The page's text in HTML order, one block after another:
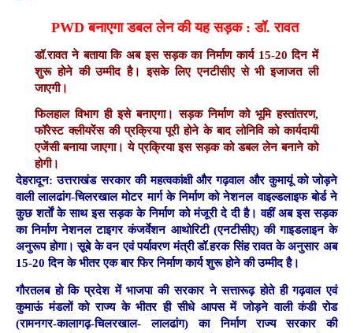
PWD बनाएगा डबल लेन की यह सड़क : डॉ. रावत
डॉ.रावत ने बताया कि अब इस सड़क का निर्माण कार्य 15-20 दिन में
शुरू होने की उम्मीद है। इसके लिए एनटीसीए से भी इजाजत ली
जाएगी।
फिलहाल विभाग ही इसे बनाएगा। सड़क निर्माण को भूमि हस्तांतरण,
फॉरेस्ट क्लीयरेंस की प्रक्रिया पूरी होने के बाद लोनिवि को कार्यदायी
एजेंसी बनाया जाएगा। ये प्रक्रिया इस सड़क को डबल लेन बनाने को
होगी।
देहरादून: उत्तराखंड सरकार की महत्वकांक्षी और गढ़वाल और कुमायूं को जोड़ने
वाली लालढांग-चिलरखाल मोटर मार्ग के निर्माण को नेशनल वाइल्डलाइफ बोर्ड ने
कुछ शर्ताें के साथ इस सड़क के निर्माण को मंजूरी दे दी है। वहीं अब इस सड़क
का निर्माण नेशनल टाइगर कंजर्वेशन आथोरिटी (एनटीसीए) की गाइडलाइन के
अनुरूप होगा। सूबे के वन एवं पर्यावरण मंत्री डॉ.हरक सिंह रावत के अनुसार अब
15-20 दिन के भीतर एक बार फिर निर्माण कार्य शुरू होने की उम्मीद है।
गौरतलब हो कि प्रदेश में भाजपा की सरकार ने सत्तारूढ़ होते ही गढ़वाल एवं
कुमाऊं मंडलों को राज्य के भीतर ही सीधे आपस में जोड़ने वाली कंडी रोड
(रामनगर-कालागढ़-चिलरखाल- लालढांग) का निर्माण राज्य सरकार की